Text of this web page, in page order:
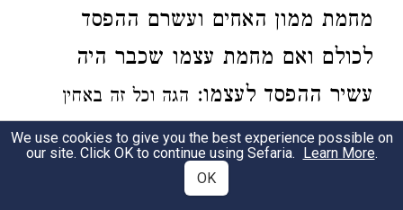
מחמת ממון האחים ועשרם ההפסד
לכולם ואם מחמת עצמו שכבר היה
עשיר ההפסד לעצמו: הגה וכל זה באחין
השותפין עדיין בנכסי אביהןאבל חלקו לא (טור
וי"א דהוא הדין בשותפים אחרים
We use cookies to give you the best experience possible on
our site. Click OK to continue using Sefaria. Learn More.
OK